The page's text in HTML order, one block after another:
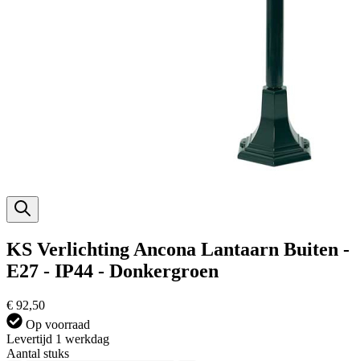
KS Verlichting Ancona Lantaarn Buiten -
E27 - IP44 - Donkergroen
€ 92,50
Op voorraad
Levertijd 1 werkdag
Aantal stuks